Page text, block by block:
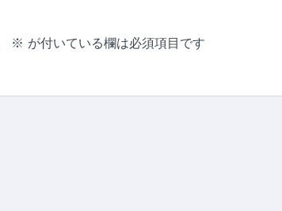
※ が付いている欄は必須項目です